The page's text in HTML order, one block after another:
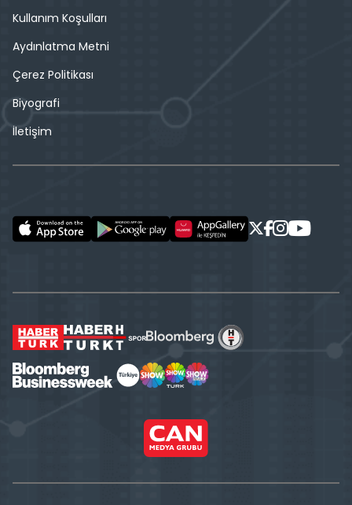
Kullanım Koşulları
Aydınlatma Metni
Çerez Politikası
Biyografi
İletişim